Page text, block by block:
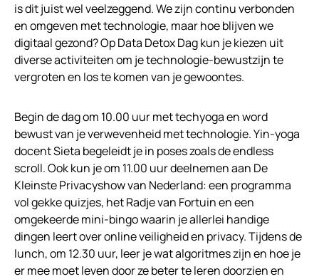
is dit juist wel veelzeggend. We zijn continu verbonden
en omgeven met technologie, maar hoe blijven we
digitaal gezond? Op Data Detox Dag kun je kiezen uit
diverse activiteiten om je technologie-bewustzijn te
vergroten en los te komen van je gewoontes.
Begin de dag om 10.00 uur met techyoga en word
bewust van je verwevenheid met technologie. Yin-yoga
docent Sieta begeleidt je in poses zoals de endless
scroll. Ook kun je om 11.00 uur deelnemen aan De
Kleinste Privacyshow van Nederland: een programma
vol gekke quizjes, het Radje van Fortuin en een
omgekeerde mini-bingo waarin je allerlei handige
dingen leert over online veiligheid en privacy. Tijdens de
lunch, om 12.30 uur, leer je wat algoritmes zijn en hoe je
er mee moet leven door ze beter te leren doorzien en